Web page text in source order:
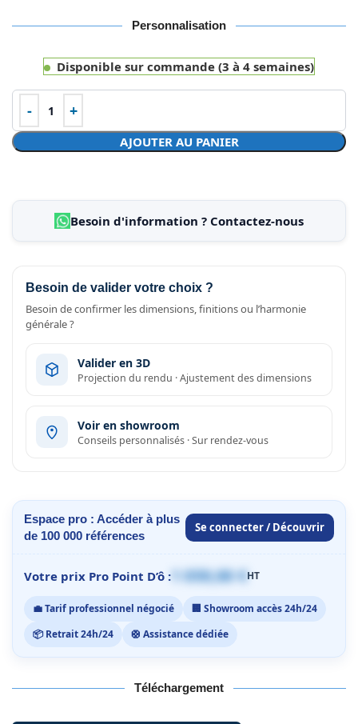
Personnalisation
Disponible sur commande (3 à 4 semaines)
AJOUTER AU PANIER
Besoin d'information ? Contactez-nous
Besoin de valider votre choix ?
Besoin de confirmer les dimensions, finitions ou l’harmonie
générale ?
Valider en 3D
Projection du rendu · Ajustement des dimensions
Voir en showroom
Conseils personnalisés · Sur rendez-vous
Espace pro : Accéder à plus
de 100 000 références
Se connecter / Découvrir
Votre prix Pro Point D’ô : 1 059,00 €HT
💼 Tarif professionnel négocié
🏢 Showroom accès 24h/24
📦 Retrait 24h/24
🛟 Assistance dédiée
Téléchargement